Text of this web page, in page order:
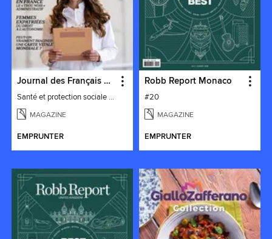
Journal des Français à l'étranger
Santé et protection sociale - 27
MAGAZINE
EMPRUNTER
Robb Report Monaco
#20
MAGAZINE
EMPRUNTER